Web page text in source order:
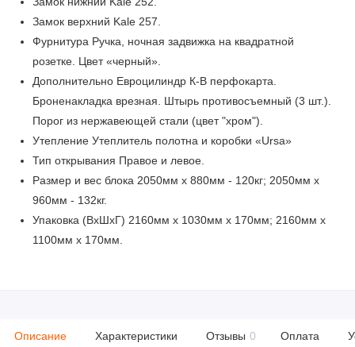
Замок верхний Kale 257.
Фурнитура Ручка, ночная задвижка на квадратной
розетке. Цвет «черный».
Дополнительно Евроцилиндр К-В перфокарта.
Броненакладка врезная. Штырь противосъемный (3 шт.).
Порог из нержавеющей стали (цвет "хром").
Утепление Утеплитель полотна и коробки «Ursa»
Тип открывания Правое и левое.
Размер и вес блока 2050мм х 880мм - 120кг; 2050мм х
960мм - 132кг.
Упаковка (ВхШхГ) 2160мм х 1030мм х 170мм; 2160мм х
1100мм х 170мм.
Описание Характеристики Отзывы 0 Оплата